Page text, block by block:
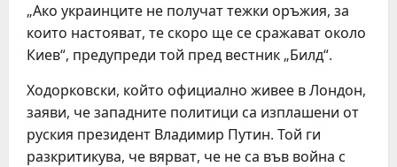
„Ако украинците не получат тежки оръжия, за
които настояват, те скоро ще се сражават около
Киев“, предупреди той пред вестник „Билд“.
Ходорковски, който официално живее в Лондон,
заяви, че западните политици са изплашени от
руския президент Владимир Путин. Той ги
разкритикува, че вярват, че не са във война с